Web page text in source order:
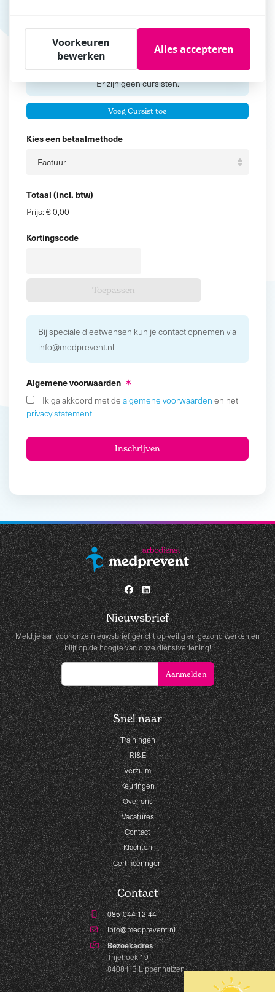
Cursisten
Voeg cursisten toe
Voornaam
Tussenvoegsel
Er zijn geencursisten.
Voeg Cursist toe
Kies een betaalmethode
Totaal (incl. btw)
Prijs: € 0,00
Kortingscode
Bij speciale dieetwensen kun je contact opnemen via
info@medprevent.nl
Algemene voorwaarden
Ik ga akkoord met de algemene voorwaarden en het
privacy statement
Nieuwsbrief
Meld je aan voor onze nieuwsbrief gericht op veilig en gezond werken en
blijf op de hoogte van onze dienstverlening!
Snel naar
Trainingen
RI&E
Verzuim
Keuringen
Over ons
Vacatures
Contact
Klachten
Certificeringen
Contact
085-044 12 44
info@medprevent.nl
Bezoekadres
Trijehoek 19
8408 HB Lippenhuizen
Voorkeuren
bewerken
Alles accepteren